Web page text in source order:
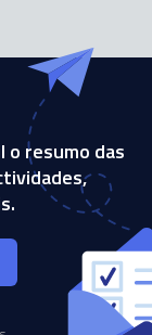
o resumo das